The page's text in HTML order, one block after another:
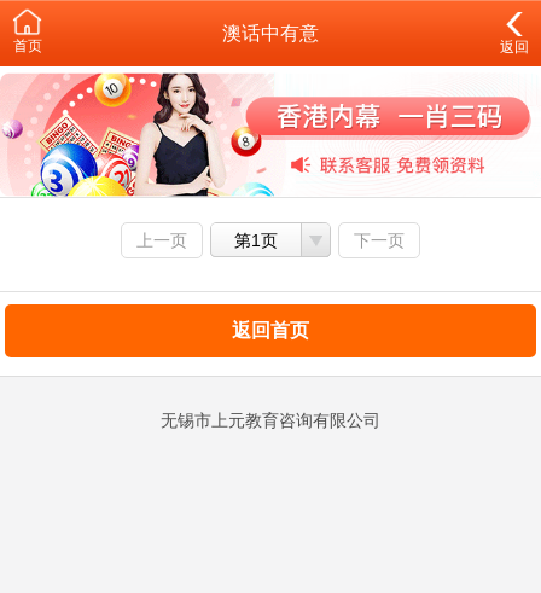
首页
澳话中有意
返回
上一页 第1页 下一页
返回首页
无锡市上元教育咨询有限公司